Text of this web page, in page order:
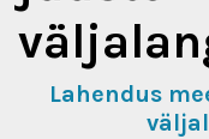
Lahendus